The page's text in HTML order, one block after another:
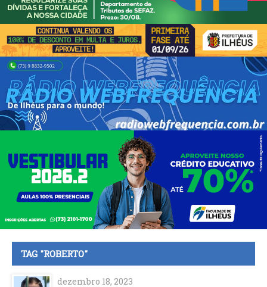
TAG "ROBERTO"
dezembro 18, 2023